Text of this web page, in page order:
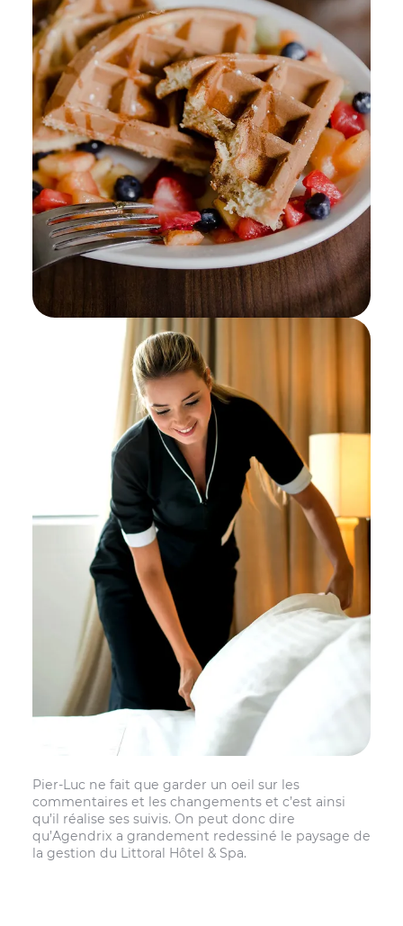
Pier-Luc ne fait que garder un oeil sur les
commentaires et les changements et c’est ainsi
qu’il réalise ses suivis. On peut donc dire
qu’Agendrix a grandement redessiné le paysage de
la gestion du Littoral Hôtel & Spa.